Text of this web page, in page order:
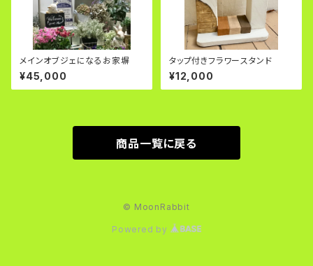
メインオブジェになるお家塀
¥45,000
タップ付きフラワースタンド
¥12,000
商品一覧に戻る
© MoonRabbit
Powered by